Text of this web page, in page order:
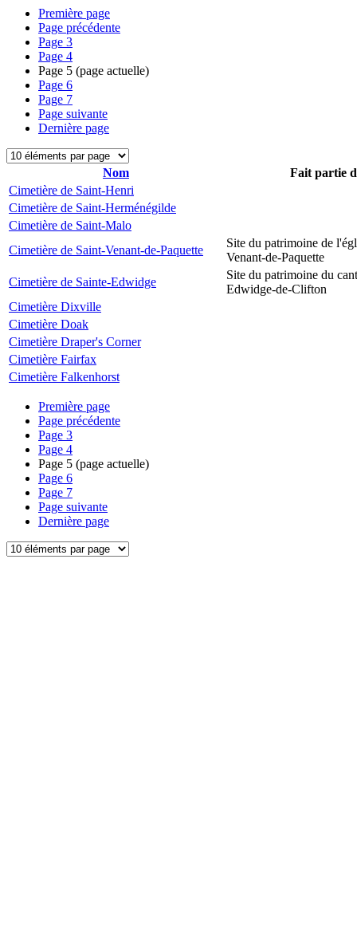
Première page
Page précédente
Page 3
Page 4
Page 5 (page actuelle)
Page 6
Page 7
Page suivante
Dernière page
Nom
Fait partie
Cimetière de Saint-Henri
Cimetière de Saint-Herménégilde
Cimetière de Saint-Malo
Cimetière de Saint-Venant-de-Paquette
Site du patrimoine de
Venant-de-Paquette
Cimetière de Sainte-Edwidge
Site du patrimoine du
Edwidge-de-Clifton
Cimetière Dixville
Cimetière Doak
Cimetière Draper's Corner
Cimetière Fairfax
Cimetière Falkenhorst
Première page
Page précédente
Page 3
Page 4
Page 5 (page actuelle)
Page 6
Page 7
Page suivante
Dernière page